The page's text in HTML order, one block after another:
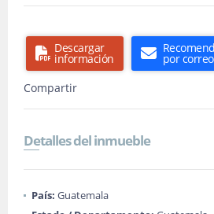
Descargar
información
por
Compartir
Detalles del inmueble
País: Guatemala